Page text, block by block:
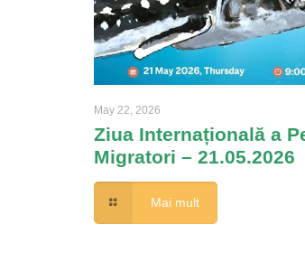
May 22, 2026
Ziua Internațională a
Migratori – 21.05.2026
Mai mult